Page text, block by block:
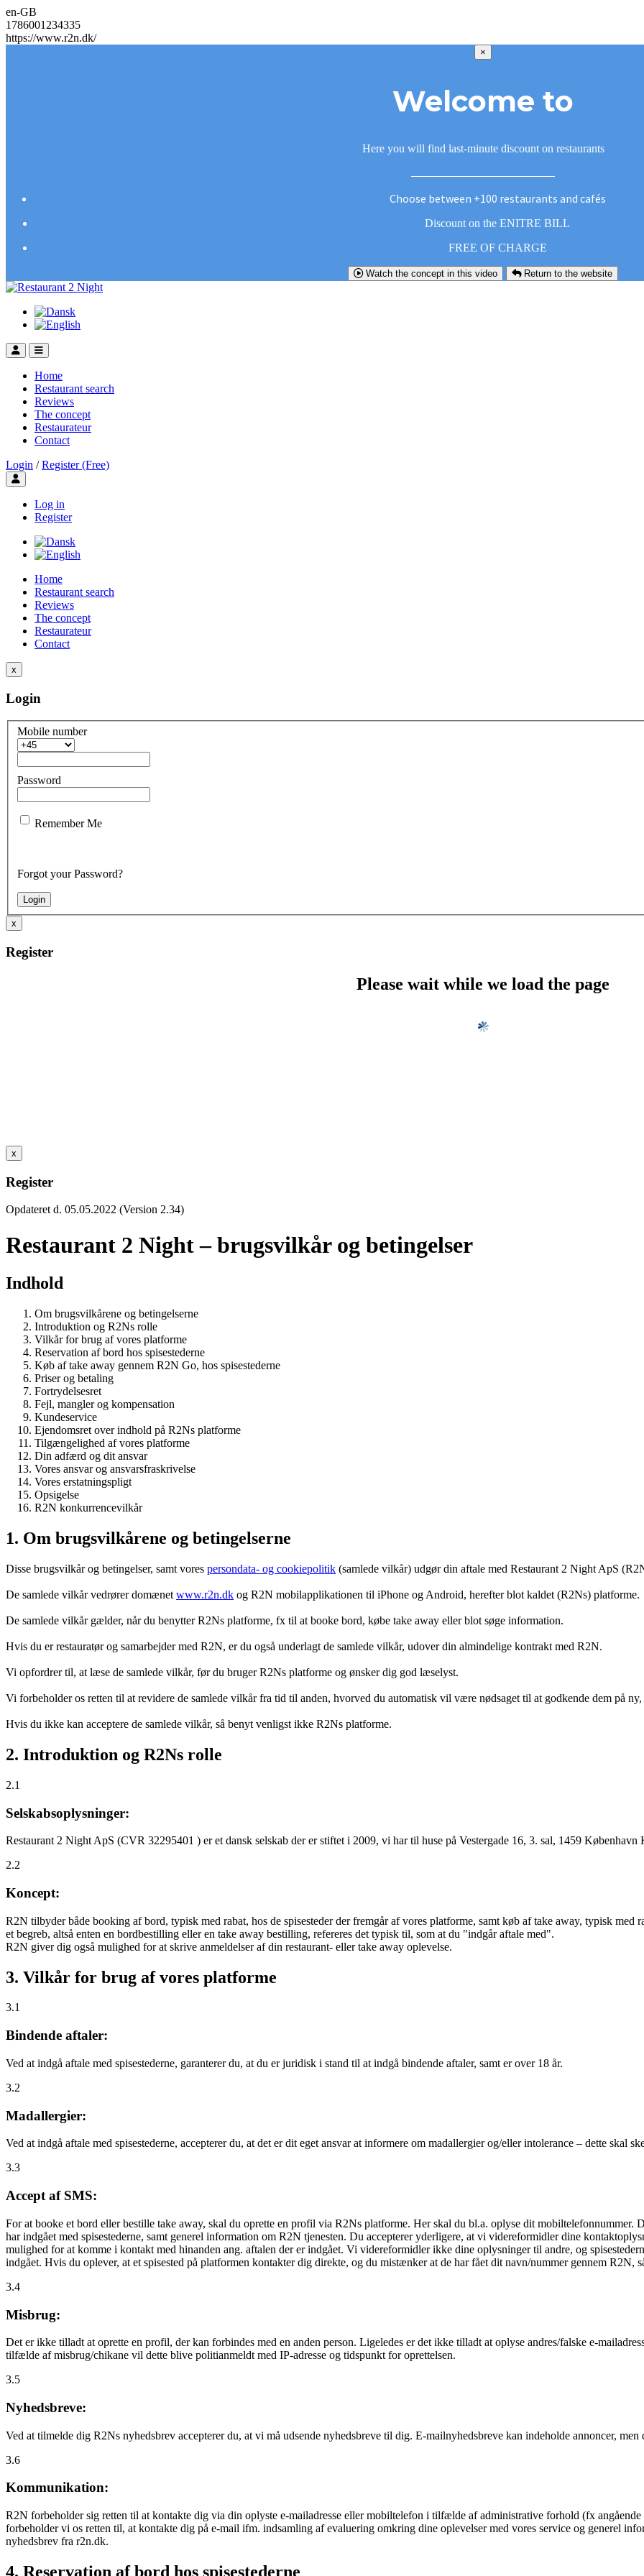
en-GB
1786001234335
https://www.r2n.dk/
×
Welcome to
Here you will find last-minute discount on restaurants
Choose between +100 restaurants and cafés
Discount on the ENITRE BILL
FREE OF CHARGE
Watch the concept in this video Return to the website
Home
Restaurant search
Reviews
The concept
Restaurateur
Contact
Login / Register (Free)
Toggle user menu
Log in
Register
Home
Restaurant search
Reviews
The concept
Restaurateur
Contact
x
Login
Mobile number
Password
Remember Me
Forgot your Password?
x
Register
Please wait while we load the page
x
Register
Opdateret d. 05.05.2022 (Version 2.34)
Restaurant 2 Night – brugsvilkår og betingelser
Indhold
Om brugsvilkårene og betingelserne
Introduktion og R2Ns rolle
Vilkår for brug af vores platforme
Reservation af bord hos spisestederne
Køb af take away gennem R2N Go, hos spisestederne
Priser og betaling
Fortrydelsesret
Fejl, mangler og kompensation
Kundeservice
Ejendomsret over indhold på R2Ns platforme
Tilgængelighed af vores platforme
Din adfærd og dit ansvar
Vores ansvar og ansvarsfraskrivelse
Vores erstatningspligt
Opsigelse
R2N konkurrencevilkår
1. Om brugsvilkårene og betingelserne
Disse brugsvilkår og betingelser, samt vores persondata- og cookiepolitik (samlede vilkår) udgør din aftale med Restaurant 2 Night ApS
De samlede vilkår vedrører domænet www.r2n.dk og R2N mobilapplikationen til iPhone og Android, herefter blot kaldet (R2Ns) platforme.
De samlede vilkår gælder, når du benytter R2Ns platforme, fx til at booke bord, købe take away eller blot søge information.
Hvis du er restauratør og samarbejder med R2N, er du også underlagt de samlede vilkår, udover din almindelige kontrakt med R2N.
Vi opfordrer til, at læse de samlede vilkår, før du bruger R2Ns platforme og ønsker dig god læselyst.
Vi forbeholder os retten til at revidere de samlede vilkår fra tid til anden, hvorved du automatisk vil være nødsaget til at godkende dem på
Hvis du ikke kan acceptere de samlede vilkår, så benyt venligst ikke R2Ns platforme.
2. Introduktion og R2Ns rolle
2.1
Selskabsoplysninger:
Restaurant 2 Night ApS (CVR 32295401 ) er et dansk selskab der er stiftet i 2009, vi har til huse på Vestergade 16, 3. sal, 1459 København
2.2
Koncept:
R2N tilbyder både booking af bord, typisk med rabat, hos de spisesteder der fremgår af vores platforme, samt køb af take away, typisk med
et begreb, altså enten en bordbestilling eller en take away bestilling, refereres det typisk til, som at du "indgår aftale med".
R2N giver dig også mulighed for at skrive anmeldelser af din restaurant- eller take away oplevelse.
3. Vilkår for brug af vores platforme
3.1
Bindende aftaler:
Ved at indgå aftale med spisestederne, garanterer du, at du er juridisk i stand til at indgå bindende aftaler, samt er over 18 år.
3.2
Madallergier:
Ved at indgå aftale med spisestederne, accepterer du, at det er dit eget ansvar at informere om madallergier og/eller intolerance – dette skal
3.3
Accept af SMS:
For at booke et bord eller bestille take away, skal du oprette en profil via R2Ns platforme. Her skal du bl.a. oplyse dit mobiltelefonnummer.
har indgået med spisestederne, samt generel information om R2N tjenesten. Du accepterer yderligere, at vi videreformidler dine
mulighed for at komme i kontakt med hinanden ang. aftalen der er indgået. Vi videreformidler ikke dine oplysninger til andre, og
indgået. Hvis du oplever, at et spisested på platformen kontakter dig direkte, og du mistænker at de har fået dit navn/nummer gennem R2N,
3.4
Misbrug:
Det er ikke tilladt at oprette en profil, der kan forbindes med en anden person. Ligeledes er det ikke tilladt at oplyse andres/falske e-
tilfælde af misbrug/chikane vil dette blive politianmeldt med IP-adresse og tidspunkt for oprettelsen.
3.5
Nyhedsbreve:
Ved at tilmelde dig R2Ns nyhedsbrev accepterer du, at vi må udsende nyhedsbreve til dig. E-mailnyhedsbreve kan indeholde annoncer,
3.6
Kommunikation:
R2N forbeholder sig retten til at kontakte dig via din oplyste e-mailadresse eller mobiltelefon i tilfælde af administrative forhold (fx
forbeholder vi os retten til, at kontakte dig på e-mail ifm. indsamling af evaluering omkring dine oplevelser med vores service og generel
nyhedsbrev fra r2n.dk.
4. Reservation af bord hos spisestederne